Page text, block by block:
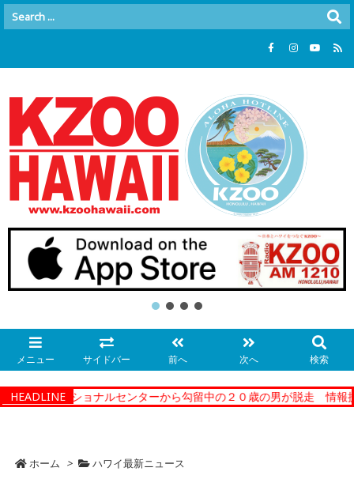
メニュー サイドバー 前へ 次へ 検索
HEADLINE
ーコレクショナルセンターから勾留中の２０歳の男が脱走 情報提
ホーム > ハワイ最新ニュース